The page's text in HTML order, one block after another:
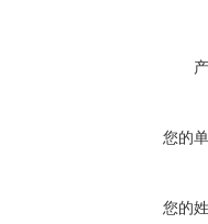
您的
您的